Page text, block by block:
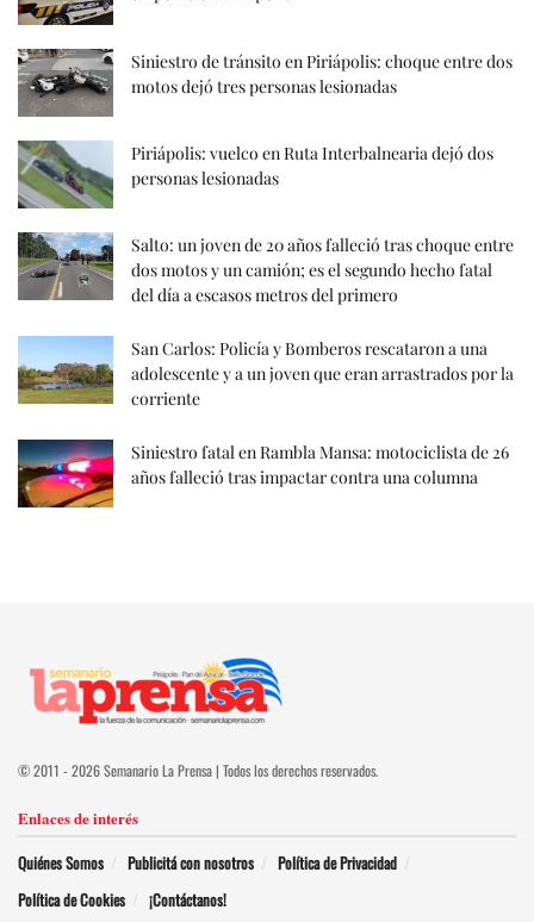
Siniestro de tránsito en Piriápolis: choque entre dos
motos dejó tres personas lesionadas
Piriápolis: vuelco en Ruta Interbalnearia dejó dos
personas lesionadas
Salto: un joven de 20 años falleció tras choque entre
dos motos y un camión; es el segundo hecho fatal
del día a escasos metros del primero
San Carlos: Policía y Bomberos rescataron a una
adolescente y a un joven que eran arrastrados por la
corriente
Siniestro fatal en Rambla Mansa: motociclista de 26
años falleció tras impactar contra una columna
© 2011 - 2026 Semanario La Prensa | Todos los derechos reservados.
Enlaces de interés
Quiénes Somos Publicitá con nosotros
Política de Privacidad
Política de Cookies
¡Contáctanos!